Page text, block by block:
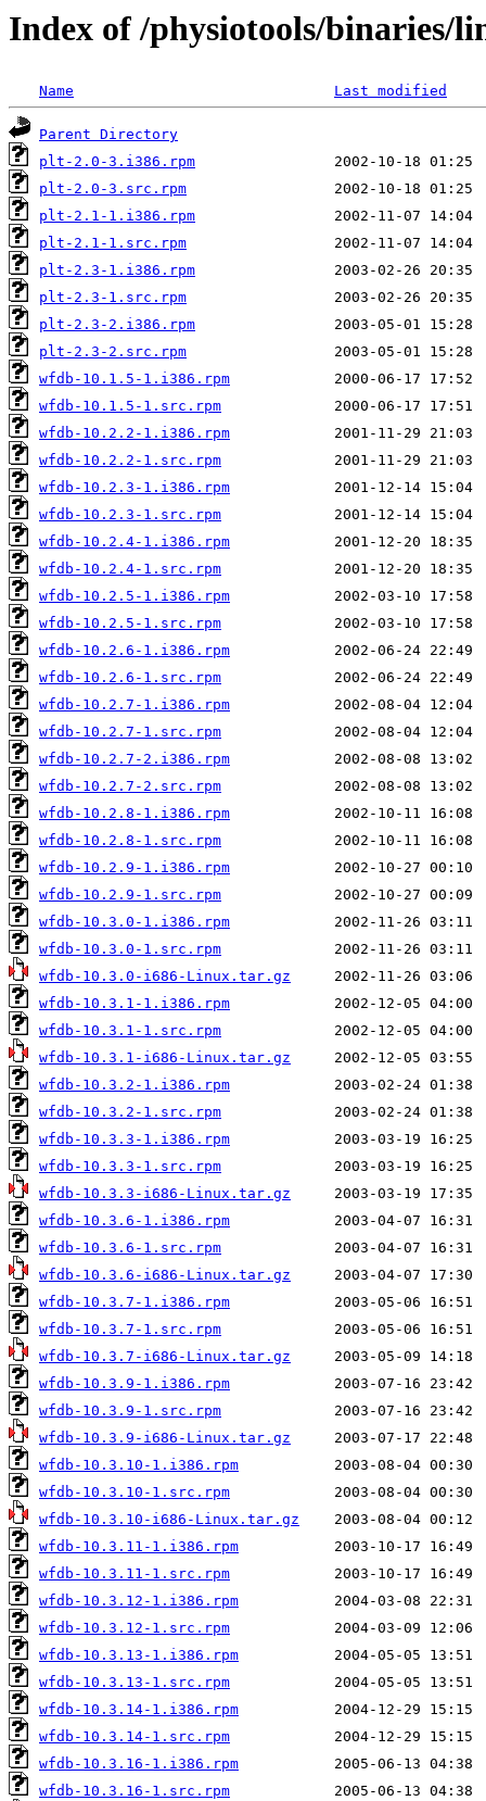
Index of /physiotools/binaries/
Name Last modified
Parent Directory
plt-2.0-3.i386.rpm
plt-2.0-3.src.rpm
plt-2.1-1.i386.rpm
plt-2.1-1.src.rpm
plt-2.3-1.i386.rpm
plt-2.3-1.src.rpm
plt-2.3-2.i386.rpm
plt-2.3-2.src.rpm
wfdb-10.1.5-1.i386.rpm
wfdb-10.1.5-1.src.rpm
wfdb-10.2.2-1.i386.rpm
wfdb-10.2.2-1.src.rpm
wfdb-10.2.3-1.i386.rpm
wfdb-10.2.3-1.src.rpm
wfdb-10.2.4-1.i386.rpm
wfdb-10.2.4-1.src.rpm
wfdb-10.2.5-1.i386.rpm
wfdb-10.2.5-1.src.rpm
wfdb-10.2.6-1.i386.rpm
wfdb-10.2.6-1.src.rpm
wfdb-10.2.7-1.i386.rpm
wfdb-10.2.7-1.src.rpm
wfdb-10.2.7-2.i386.rpm
wfdb-10.2.7-2.src.rpm
wfdb-10.2.8-1.i386.rpm
wfdb-10.2.8-1.src.rpm
wfdb-10.2.9-1.i386.rpm
wfdb-10.2.9-1.src.rpm
wfdb-10.3.0-1.i386.rpm
wfdb-10.3.0-1.src.rpm
wfdb-10.3.0-i686-Linux.tar.gz
wfdb-10.3.1-1.i386.rpm
wfdb-10.3.1-1.src.rpm
wfdb-10.3.1-i686-Linux.tar.gz
wfdb-10.3.2-1.i386.rpm
wfdb-10.3.2-1.src.rpm
wfdb-10.3.3-1.i386.rpm
wfdb-10.3.3-1.src.rpm
wfdb-10.3.3-i686-Linux.tar.gz
wfdb-10.3.6-1.i386.rpm
wfdb-10.3.6-1.src.rpm
wfdb-10.3.6-i686-Linux.tar.gz
wfdb-10.3.7-1.i386.rpm
wfdb-10.3.7-1.src.rpm
wfdb-10.3.7-i686-Linux.tar.gz
wfdb-10.3.9-1.i386.rpm
wfdb-10.3.9-1.src.rpm
wfdb-10.3.9-i686-Linux.tar.gz
wfdb-10.3.10-1.i386.rpm
wfdb-10.3.10-1.src.rpm
wfdb-10.3.10-i686-Linux.tar.gz
wfdb-10.3.11-1.i386.rpm
wfdb-10.3.11-1.src.rpm
wfdb-10.3.12-1.i386.rpm
wfdb-10.3.12-1.src.rpm
wfdb-10.3.13-1.i386.rpm
wfdb-10.3.13-1.src.rpm
wfdb-10.3.14-1.i386.rpm
wfdb-10.3.14-1.src.rpm
wfdb-10.3.16-1.i386.rpm
wfdb-10.3.16-1.src.rpm